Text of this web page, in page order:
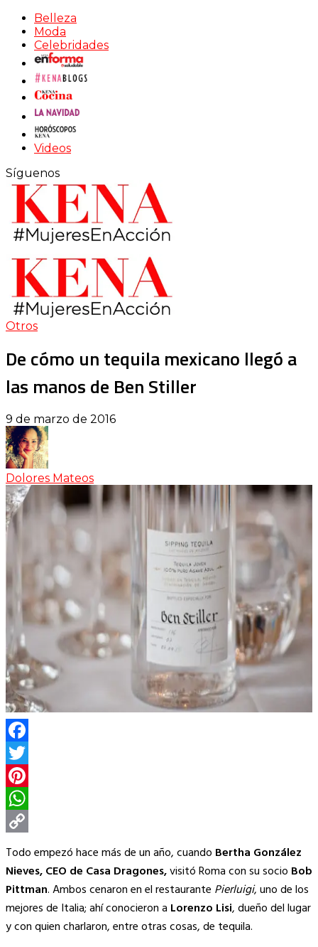
Belleza
Moda
Celebridades
Videos
Síguenos
Otros
De cómo un tequila mexicano llegó a
las manos de Ben Stiller
9 de marzo de 2016
Dolores Mateos
Facebook
Twitter
Pinterest
WhatsApp
Copy
Link
Todo empezó hace más de un año, cuando Bertha González
Nieves, CEO de Casa Dragones,visitó Roma con su socio Bob
Pittman. Ambos cenaron en el restaurante Pierluigi, uno de los
mejores de Italia; ahí conocieron a Lorenzo Lisi, dueño del lugar
y con quien charlaron, entre otras cosas, de tequila.